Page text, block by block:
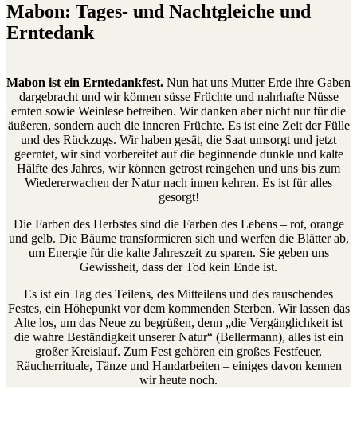
Mabon: Tages- und Nachtgleiche und
Erntedank
Mabon ist ein Erntedankfest. Nun hat uns Mutter Erde ihre Gaben
dargebracht und wir können süsse Früchte und nahrhafte Nüsse
ernten sowie Weinlese betreiben. Wir danken aber nicht nur für die
äußeren, sondern auch die inneren Früchte. Es ist eine Zeit der Fülle
und des Rückzugs. Wir haben gesät, die Saat umsorgt und jetzt
geerntet, wir sind vorbereitet auf die beginnende dunkle und kalte
Hälfte des Jahres, wir können getrost reingehen und uns bis zum
Wiedererwachen der Natur nach innen kehren. Es ist für alles
gesorgt!
Die Farben des Herbstes sind die Farben des Lebens – rot, orange
und gelb. Die Bäume transformieren sich und werfen die Blätter ab,
um Energie für die kalte Jahreszeit zu sparen. Sie geben uns
Gewissheit, dass der Tod kein Ende ist.
Es ist ein Tag des Teilens, des Mitteilens und des rauschendes
Festes, ein Höhepunkt vor dem kommenden Sterben. Wir lassen das
Alte los, um das Neue zu begrüßen, denn „die Vergänglichkeit ist
die wahre Beständigkeit unserer Natur“ (Bellermann), alles ist ein
großer Kreislauf. Zum Fest gehören ein großes Festfeuer,
Räucherrituale, Tänze und Handarbeiten – einiges davon kennen
wir heute noch.